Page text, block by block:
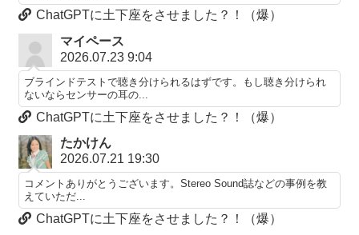
ChatGPTに土下座をさせました？！（爆）
マイペース
2026.07.23 9:04
ブラインドテストで聴き分けられるはずです。もし聴き分けられ
ないならセンサーの耳の...
ChatGPTに土下座をさせました？！（爆）
たかけん
2026.07.21 19:30
コメントありがとうございます。Stereo Sound誌などの事例を教
えていただ...
ChatGPTに土下座をさせました？！（爆）